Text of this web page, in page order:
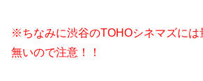
※ちなみに渋谷のTOHOシネマズには
無いので注意！！